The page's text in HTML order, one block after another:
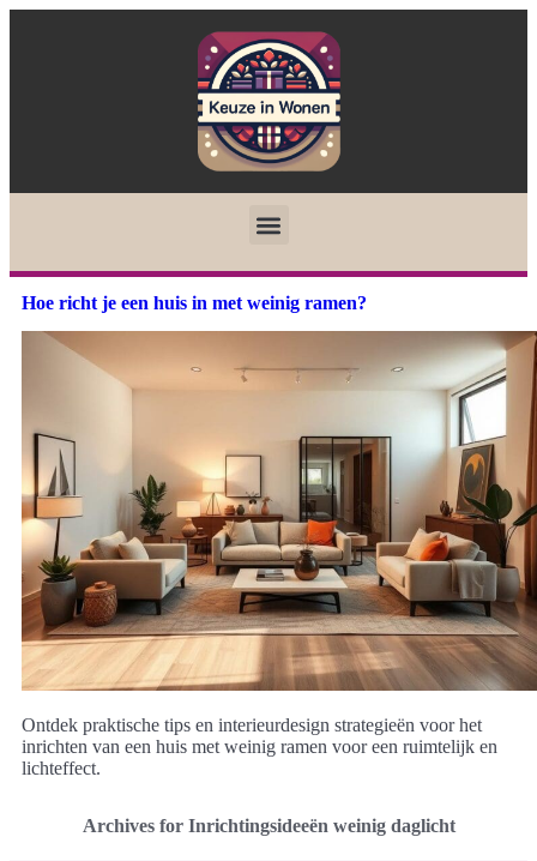
Hoe richt je een huis in met weinig ramen?
Ontdek praktische tips en interieurdesign strategieën voor het
inrichten van een huis met weinig ramen voor een ruimtelijk en
lichteffect.
Archives for Inrichtingsideeën weinig daglicht